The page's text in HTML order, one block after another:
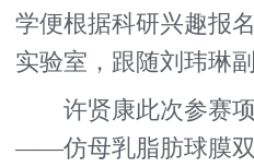
学便根据科研兴趣报
实验室，跟随刘玮琳
许贤康此次参赛项
——仿母乳脂肪球膜双